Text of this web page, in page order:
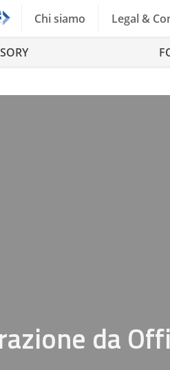
Chi siamo Legal &
da